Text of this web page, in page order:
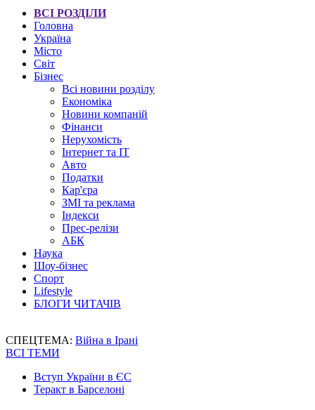
ВСІ РОЗДІЛИ
Головна
Україна
Місто
Світ
Бізнес
Всі новини розділу
Економіка
Новини компаній
Фінанси
Нерухомість
Інтернет та IT
Авто
Податки
Кар'єра
ЗМІ та реклама
Індекси
Прес-релізи
АБК
Наука
Шоу-бізнес
Спорт
Lifestyle
БЛОГИ ЧИТАЧІВ
СПЕЦТЕМА: Війна в Ірані
ВСІ ТЕМИ
Вступ України в ЄС
Теракт в Барселоні